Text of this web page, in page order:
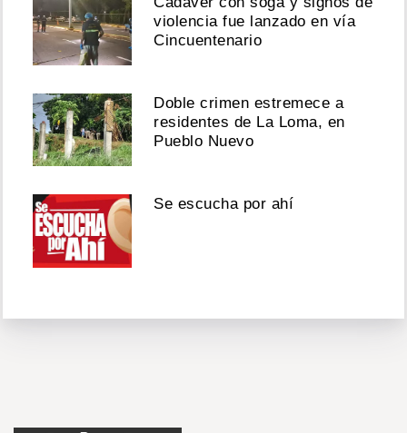
violencia fue lanzado en vía
Cincuentenario
Doble crimen estremece a
residentes de La Loma, en
Pueblo Nuevo
Se escucha por ahí